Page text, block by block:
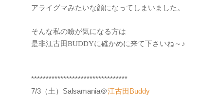
アライグマみたいな顔になってしまいました。
そんな私の瞼が気になる方は
是非江古田BUDDYに確かめに来て下さいね～♪
*********************************
7/3（土）Salsamania＠江古田Buddy